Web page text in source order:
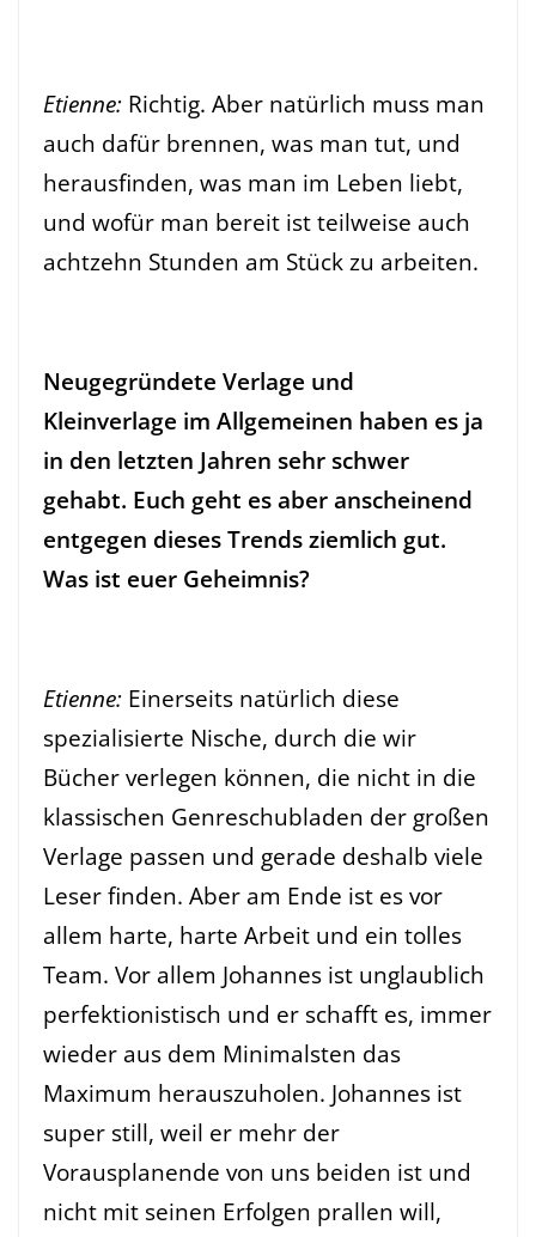
Etienne: Richtig. Aber natürlich muss man
auch dafür brennen, was man tut, und
herausfinden, was man im Leben liebt,
und wofür man bereit ist teilweise auch
achtzehn Stunden am Stück zu arbeiten.
Neugegründete Verlage und
Kleinverlage im Allgemeinen haben es ja
in den letzten Jahren sehr schwer
gehabt. Euch geht es aber anscheinend
entgegen dieses Trends ziemlich gut.
Was ist euer Geheimnis?
Etienne: Einerseits natürlich diese
spezialisierte Nische, durch die wir
Bücher verlegen können, die nicht in die
klassischen Genreschubladen der großen
Verlage passen und gerade deshalb viele
Leser finden. Aber am Ende ist es vor
allem harte, harte Arbeit und ein tolles
Team. Vor allem Johannes ist unglaublich
perfektionistisch und er schafft es, immer
wieder aus dem Minimalsten das
Maximum herauszuholen. Johannes ist
super still, weil er mehr der
Vorausplanende von uns beiden ist und
nicht mit seinen Erfolgen prallen will,